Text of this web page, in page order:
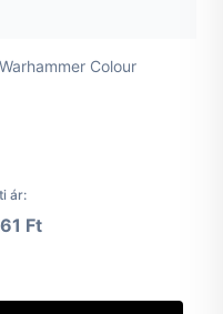
Warhammer Colour
ár:
Ft